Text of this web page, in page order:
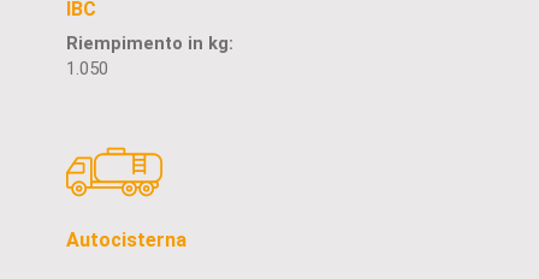
IBC
Riempimento in kg:
1.050
Autocisterna